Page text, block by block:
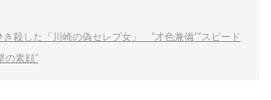
き殺した「川崎の偽セレブ女」 “才色兼備”“スピード
の素顔”